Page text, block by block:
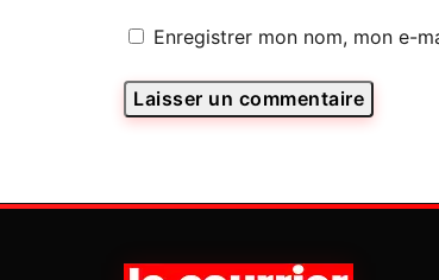
Enregistrer mon nom, mon e-